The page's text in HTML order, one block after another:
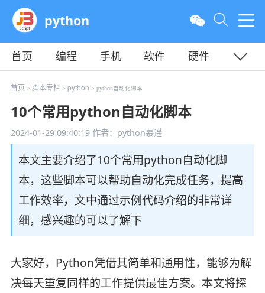
python
首页 编程 手机 软件
硬件
教程
平面 服务器
首页 > 脚本专栏> python > python自动化脚本
10个常用python自动化脚本
2024-01-29 09:40:19作者：python慕遥
本文主要介绍了10个常用python自动化脚
本，这些脚本可以帮助自动化完成任务，提高
工作效率，文中通过示例代码介绍的非常详
细，感兴趣的可以了解下
大家好，Python凭借其简单和通用性，能够为解
决每天重复同样的工作提供最佳方案。本文将探